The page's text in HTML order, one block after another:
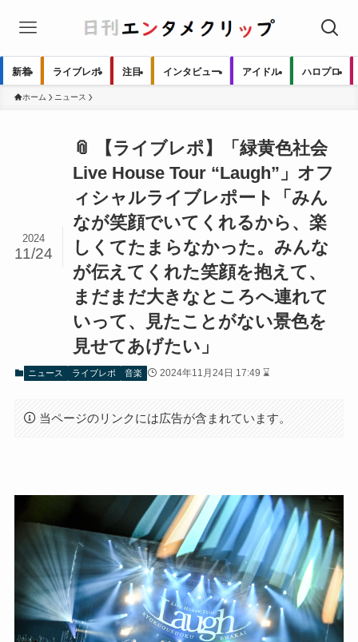
新着 ライブレポ 注目 インタビュー アイドル ハロプロ
ホーム ニュース
📎 【ライブレポ】「緑黄色社会
Live House Tour “Laugh”」オフ
ィシャルライブレポート「みん
なが笑顔でいてくれるから、楽
しくてたまらなかった。みんな
が伝えてくれた笑顔を抱えて、
まだまだ大きなところへ連れて
いって、見たことがない景色を
見せてあげたい」
2024
11/24
ニュース ライブレポ 音楽 2024年11月24日 17:49 ⌛
当ページのリンクには広告が含まれています。